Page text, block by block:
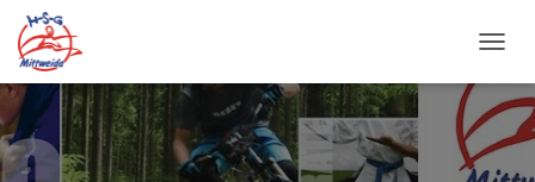
A
V
G
A